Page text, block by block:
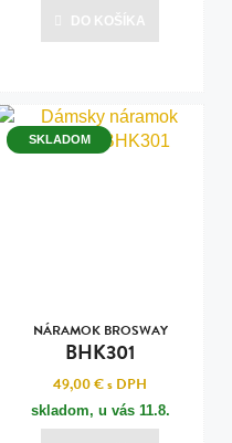
DO KOŠÍKA
SKLADOM
NÁRAMOK BROSWAY
BHK301
49,00 €s DPH
skladom, u vás 11.8.